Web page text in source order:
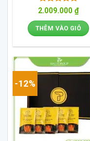
Được xếp
sao
2.009.000 ₫
THÊM VÀO GIỎ
-12%